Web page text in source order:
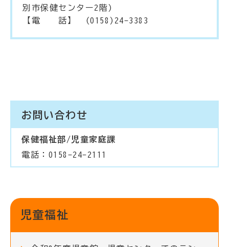
別市保健センター2階)
【電 話】 (0158)24-3383
お問い合わせ
保健福祉部/児童家庭課
電話：0158-24-2111
児童福祉